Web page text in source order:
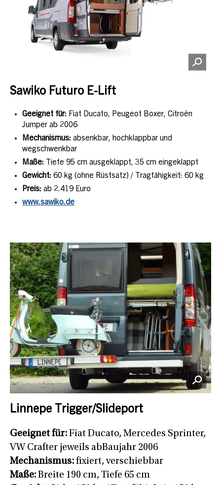
Sawiko Futuro E-Lift
Geeignet für: Fiat Ducato, Peugeot Boxer, Citroën
Jumper ab 2006
Mechanismus: absenkbar, hochklappbar und
wegschwenkbar
Maße: Tiefe 95 cm ausgeklappt, 35 cm eingeklappt
Gewicht: 60 kg (ohne Rüstsatz) / Tragfähigkeit: 60 kg
Preis: ab 2.419 Euro
www.sawiko.de
Linnepe Trigger/Slideport
Geeignet für: Fiat Ducato, Mercedes Sprinter,
VW Crafter jeweils abBaujahr 2006
Mechanismus: fixiert, verschiebbar
Maße: Breite 190 cm, Tiefe 65 cm